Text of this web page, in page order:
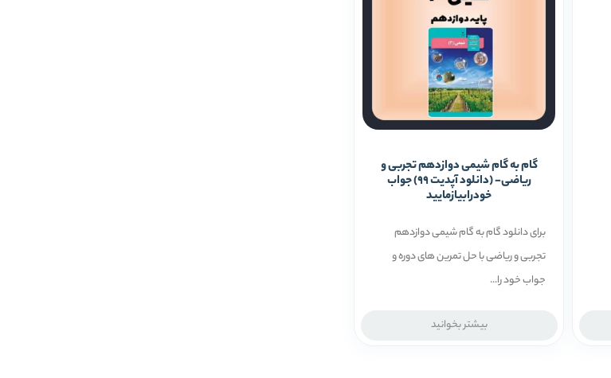
گام به گام شیمی دوازدهم تجربی و
ریاضی- (دانلود آپدیت 99) جواب
خودرابیازمایید
برای دانلود گام به گام شیمی دوازدهم
تجربی و ریاضی با حل تمرین های دوره و
جواب خود را...
بیشتر بخوانید